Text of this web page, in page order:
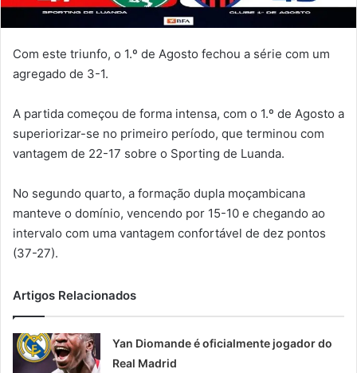
Com este triunfo, o 1.º de Agosto fechou a série com um
agregado de 3-1.
A partida começou de forma intensa, com o 1.º de Agosto a
superiorizar-se no primeiro período, que terminou com
vantagem de 22-17 sobre o Sporting de Luanda.
No segundo quarto, a formação dupla moçambicana
manteve o domínio, vencendo por 15-10 e chegando ao
intervalo com uma vantagem confortável de dez pontos
(37-27).
Artigos Relacionados
Yan Diomande é oficialmente jogador do
Real Madrid